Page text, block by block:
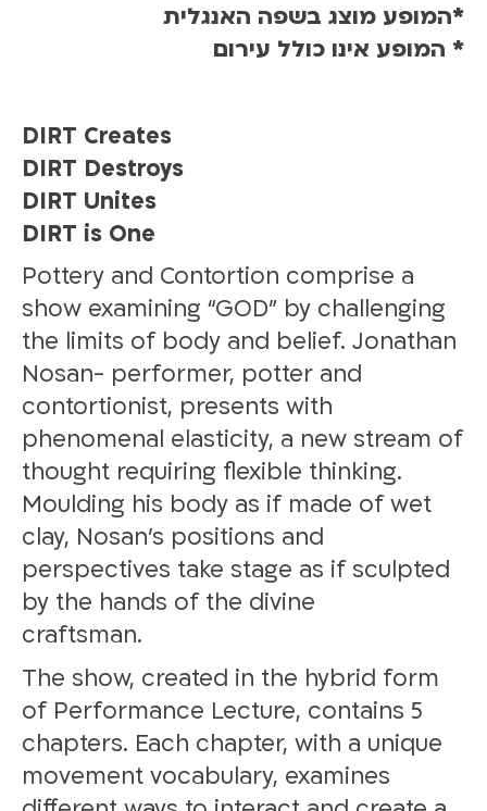
*המופע מוצג בשפה האנגלית
* המופע אינו כולל עירום
DIRT Creates
DIRT Destroys
DIRT Unites
DIRT is One
Pottery and Contortion comprise a
show examining “GOD” by challenging
the limits of body and belief. Jonathan
Nosan- performer, potter and
contortionist, presents with
phenomenal elasticity, a new stream of
thought requiring flexible thinking.
Moulding his body as if made of wet
clay, Nosan’s positions and
perspectives take stage as if sculpted
by the hands of the divine
.craftsman
The show, created in the hybrid form
of Performance Lecture, contains 5
chapters. Each chapter, with a unique
movement vocabulary, examines